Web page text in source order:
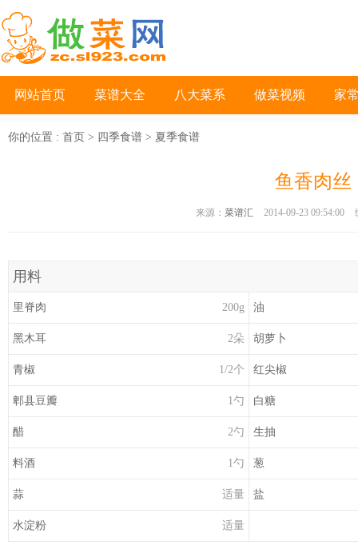
网站首页 菜谱大全 八大菜系 做菜视频 家
你的位置 : 首页 > 四季食谱 > 夏季食谱
鱼香肉丝
来源： 菜谱汇 2014-09-23 09:54:00
用料
里脊肉 200g 油
黑木耳 2朵 胡萝卜
青椒 1/2个 红尖椒
郫县豆瓣 1勺 白糖
醋 2勺 生抽
料酒 1勺 葱
蒜 适量 盐
水淀粉 适量